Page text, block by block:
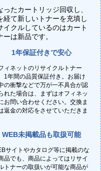
たカートリッジ回収し、
て新しいトナーを充填し
クルしているのはカート
は新品です。
1年保証付きで安心
ィネットのリサイクルトナー
1年間の品質保証付き。お届け
の衝撃などで万が一不具合が認
れた場合は、まずはオフィネッ
お問い合わせください。交換ま
返金の対応をさせていただきま
WEB未掲載品も取扱可能
サイトやカタログ等に掲載のな
品でも、商品によってはリサイ
トナーの取扱いが可能な商品が